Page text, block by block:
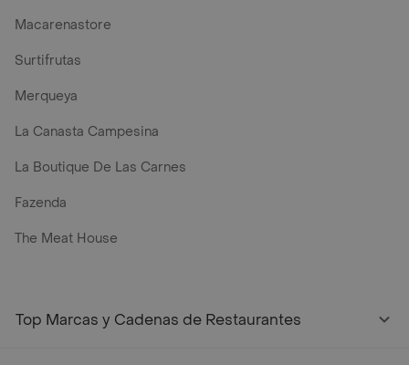
Macarenastore
Surtifrutas
Merqueya
La Canasta Campesina
La Boutique De Las Carnes
Fazenda
The Meat House
Top Marcas y Cadenas de Restaurantes